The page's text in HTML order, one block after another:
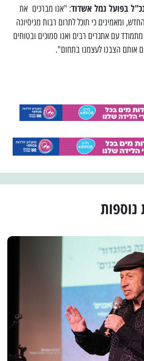
בפועל נמל אשדוד: "אנו מברכים את
ומאמינים כי תוכל לתרום רבות מניסיונה
עם אתגרים רבים ואנו סמוכים ובטוחים
אותם הצבנו לעצמנו בתחום".